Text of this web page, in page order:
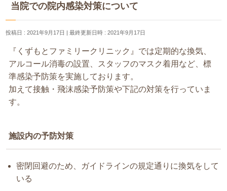
当院での院内感染対策について
投稿日 : 2021年9月17日 最終更新日時 : 2021年9月17日
『くずもとファミリークリニック』では定期的な換気、
アルコール消毒の設置、スタッフのマスク着用など、標
準感染予防策を実施しております。
加えて接触・飛沫感染予防策や下記の対策を行っていま
す。
施設内の予防対策
密閉回避のため、ガイドラインの規定通りに換気をして
いる